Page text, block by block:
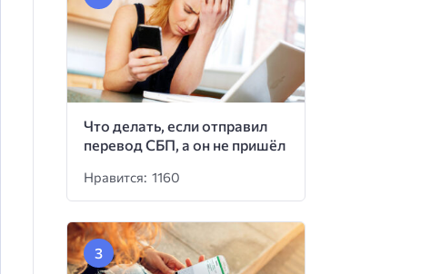
Что делать, если отправил
перевод СБП, а он не пришёл
Нравится: 1160